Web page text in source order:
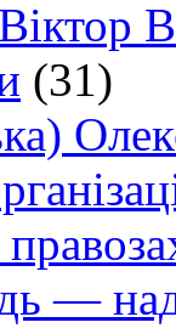
(31)
—